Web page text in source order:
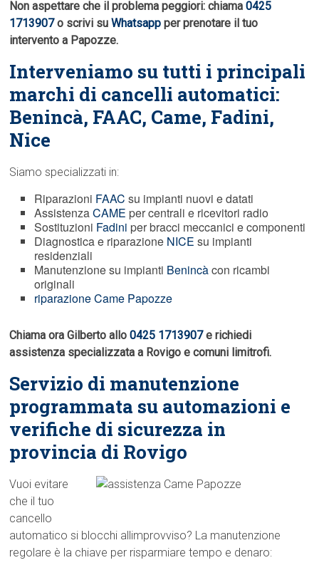
Non aspettare che il problema peggiori: chiama0425
1713907o scrivi suWhatsapp per prenotare il tuo
intervento a Papozze.
Interveniamo su tutti i principali
marchi di cancelli automatici:
Benincà, FAAC, Came, Fadini,
Nice
Siamo specializzati in:
Riparazioni FAAC su impianti nuovi e datati
AssistenzaCAME per centrali e ricevitori radio
Sostituzioni Fadini per bracci meccanici e componenti
Diagnostica e riparazione NICE su impianti
residenziali
Manutenzione su impianti Benincàcon ricambi
originali
riparazione Came Papozze
Chiama ora Gilberto allo0425 1713907e richiedi
assistenza specializzata a Rovigo e comuni limitrofi.
Servizio di manutenzione
programmata su automazioni e
verifiche di sicurezza in
provincia di Rovigo
Vuoi evitare
che il tuo
cancello
automatico si blocchi allimprovviso? La manutenzione
regolare è la chiave per risparmiare tempo e denaro: